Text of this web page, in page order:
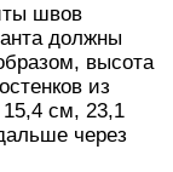
швов
должны
высота
из
15,4 см, 23,1
через